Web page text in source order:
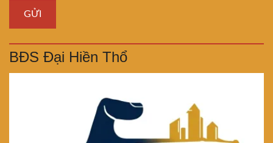
BĐS Đại Hiền Thổ